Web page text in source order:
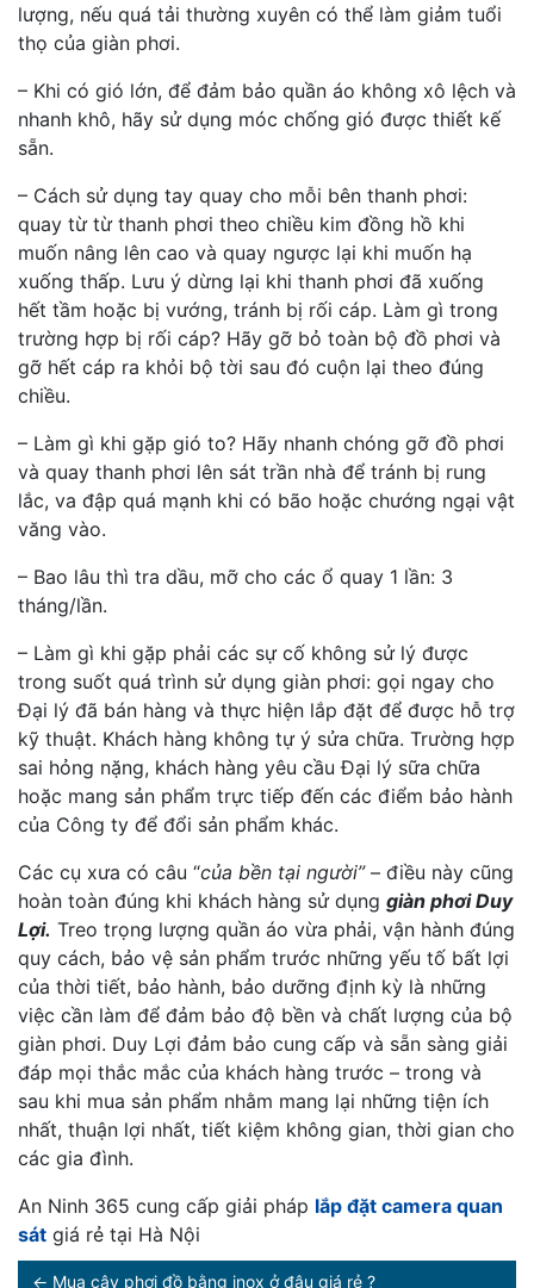
lượng, nếu quá tải thường xuyên có thể làm giảm tuổi
thọ của giàn phơi.
– Khi có gió lớn, để đảm bảo quần áo không xô lệch và
nhanh khô, hãy sử dụng móc chống gió được thiết kế
sẵn.
– Cách sử dụng tay quay cho mỗi bên thanh phơi:
quay từ từ thanh phơi theo chiều kim đồng hồ khi
muốn nâng lên cao và quay ngược lại khi muốn hạ
xuống thấp. Lưu ý dừng lại khi thanh phơi đã xuống
hết tầm hoặc bị vướng, tránh bị rối cáp. Làm gì trong
trường hợp bị rối cáp? Hãy gỡ bỏ toàn bộ đồ phơi và
gỡ hết cáp ra khỏi bộ tời sau đó cuộn lại theo đúng
chiều.
– Làm gì khi gặp gió to? Hãy nhanh chóng gỡ đồ phơi
và quay thanh phơi lên sát trần nhà để tránh bị rung
lắc, va đập quá mạnh khi có bão hoặc chướng ngại vật
văng vào.
– Bao lâu thì tra dầu, mỡ cho các ổ quay 1 lần: 3
tháng/lần.
– Làm gì khi gặp phải các sự cố không sử lý được
trong suốt quá trình sử dụng giàn phơi: gọi ngay cho
Đại lý đã bán hàng và thực hiện lắp đặt để được hỗ trợ
kỹ thuật. Khách hàng không tự ý sửa chữa. Trường hợp
sai hỏng nặng, khách hàng yêu cầu Đại lý sữa chữa
hoặc mang sản phẩm trực tiếp đến các điểm bảo hành
của Công ty để đổi sản phẩm khác.
Các cụ xưa có câu “của bền tại người” – điều này cũng
hoàn toàn đúng khi khách hàng sử dụng giàn phơi Duy
Lợi. Treo trọng lượng quần áo vừa phải, vận hành đúng
quy cách, bảo vệ sản phẩm trước những yếu tố bất lợi
của thời tiết, bảo hành, bảo dưỡng định kỳ là những
việc cần làm để đảm bảo độ bền và chất lượng của bộ
giàn phơi. Duy Lợi đảm bảo cung cấp và sẵn sàng giải
đáp mọi thắc mắc của khách hàng trước – trong và
sau khi mua sản phẩm nhằm mang lại những tiện ích
nhất, thuận lợi nhất, tiết kiệm không gian, thời gian cho
các gia đình.
An Ninh 365 cung cấp giải pháp lắp đặt camera quan
sát giá rẻ tại Hà Nội
← Mua cây phơi đồ bằng inox ở đâu giá rẻ ?